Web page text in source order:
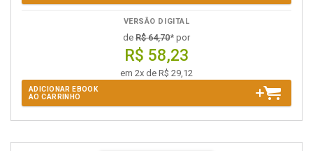
VERSÃO DIGITAL
de R$ 64,70* por
R$ 58,23
em 2x de R$ 29,12
ADICIONAR EBOOK
AO CARRINHO